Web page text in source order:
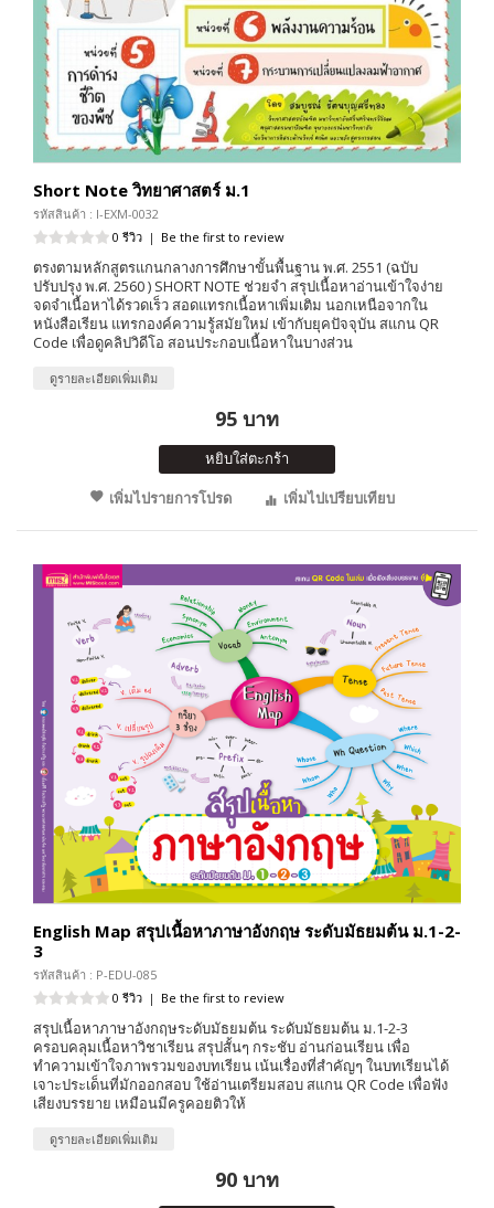
Short Note วิทยาศาสตร์ ม.1
รหัสสินค้า : I-EXM-0032
0 รีวิว | Be the first to review
ตรงตามหลักสูตรแกนกลางการศึกษาขั้นพื้นฐาน พ.ศ. 2551 (ฉบับ
ปรับปรุง พ.ศ. 2560 ) SHORT NOTE ช่วยจำ สรุปเนื้อหาอ่านเข้าใจง่าย
จดจำเนื้อหาได้รวดเร็ว สอดแทรกเนื้อหาเพิ่มเติม นอกเหนือจากใน
หนังสือเรียน แทรกองค์ความรู้สมัยใหม่ เข้ากับยุคปัจจุบัน สแกน QR
Code เพื่อดูคลิปวิดีโอ สอนประกอบเนื้อหาในบางส่วน
ดูรายละเอียดเพิ่มเติม
95 บาท
หยิบใส่ตะกร้า
เพิ่มไปรายการโปรด
เพิ่มไปเปรียบเทียบ
English Map สรุปเนื้อหาภาษาอังกฤษ ระดับมัธยมต้น ม.1-2-
3
รหัสสินค้า : P-EDU-085
0 รีวิว | Be the first to review
สรุปเนื้อหาภาษาอังกฤษระดับมัธยมต้น ระดับมัธยมต้น ม.1-2-3
ครอบคลุมเนื้อหาวิชาเรียน สรุปสั้นๆ กระชับ อ่านก่อนเรียน เพื่อ
ทำความเข้าใจภาพรวมของบทเรียน เน้นเรื่องที่สำคัญๆ ในบทเรียนได้
เจาะประเด็นที่มักออกสอบ ใช้อ่านเตรียมสอบ สแกน QR Code เพื่อฟัง
เสียงบรรยาย เหมือนมีครูคอยติวให้
ดูรายละเอียดเพิ่มเติม
90 บาท